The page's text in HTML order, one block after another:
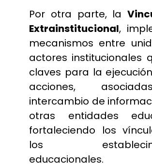
Por otra parte, la
Extrainstitucional, i
mecanismos entre
actores institucionales
claves para la
acciones,
intercambio de
otras entidades
fortaleciendo los
los
educacionales.